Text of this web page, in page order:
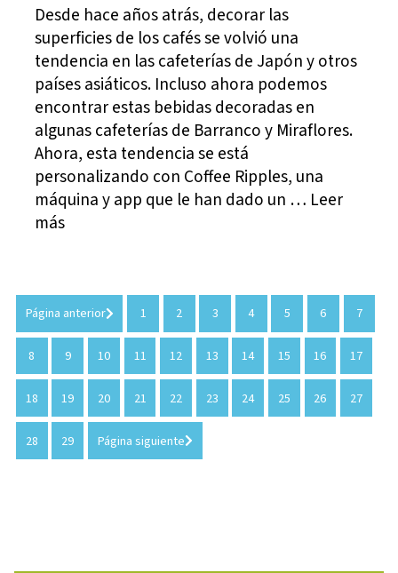
Desde hace años atrás, decorar las
superficies de los cafés se volvió una
tendencia en las cafeterías de Japón y otros
países asiáticos. Incluso ahora podemos
encontrar estas bebidas decoradas en
algunas cafeterías de Barranco y Miraflores.
Ahora, esta tendencia se está
personalizando con Coffee Ripples, una
máquina y app que le han dado un … Leer
más
Página anterior 1 2 3 4 5 6 7
8 9 10 11 12 13 14 15 16 17
18 19 20 21 22 23 24 25 26 27
28 29 Página siguiente